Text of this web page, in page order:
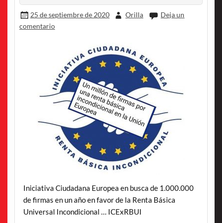
25 de septiembre de 2020 Orilla
Deja un
comentario
Iniciativa Ciudadana Europea en busca de 1.000.000
de firmas en un año en favor de la Renta Básica
Universal Incondicional … ICExRBUI